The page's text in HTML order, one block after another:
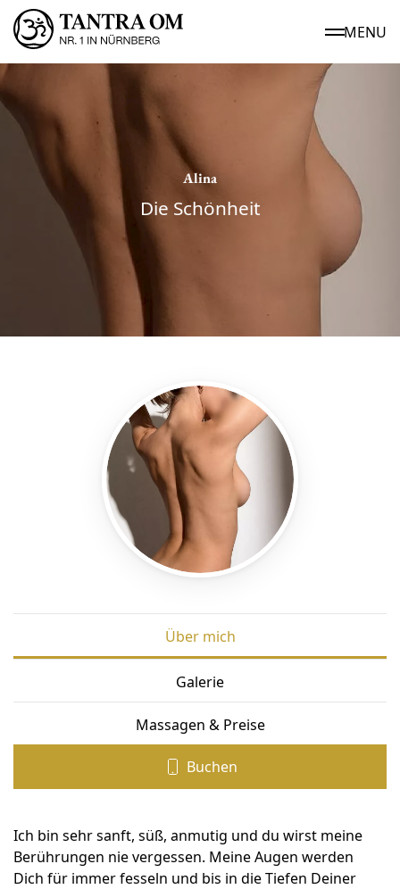
MENU
Alina
Die Schönheit
Über mich
Galerie
Massagen & Preise
Buchen
Ich bin sehr sanft, süß, anmutig und du wirst meine
Berührungen nie vergessen. Meine Augen werden
Dich für immer fesseln und bis in die Tiefen Deiner